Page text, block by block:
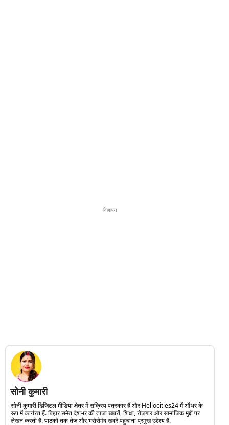
विज्ञापन
सोनी कुमारी
सोनी कुमारी डिजिटल मीडिया क्षेत्र में सक्रिय पत्रकार हैं और Hellocities24 में ऑथर के
रूप में कार्यरत हैं. बिहार समेत देशभर की ताजा खबरों, शिक्षा, रोजगार और सामाजिक मुद्दों पर
लेखन करती हैं. पाठकों तक तेज और भरोसेमंद खबरें पहुंचाना प्रमुख उद्देश्य है.